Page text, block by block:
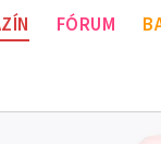
FÓRUM